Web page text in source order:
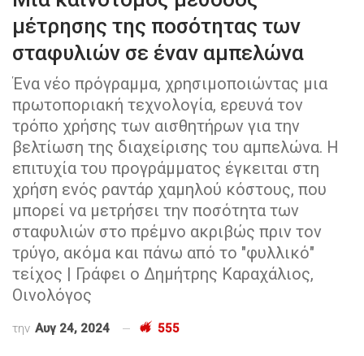
μέτρησης της ποσότητας των
σταφυλιών σε έναν αμπελώνα
Ένα νέο πρόγραμμα, χρησιμοποιώντας μια
πρωτοποριακή τεχνολογία, ερευνά τον
τρόπο χρήσης των αισθητήρων για την
βελτίωση της διαχείρισης του αμπελώνα. Η
επιτυχία του προγράμματος έγκειται στη
χρήση ενός ραντάρ χαμηλού κόστους, που
μπορεί να μετρήσει την ποσότητα των
σταφυλιών στο πρέμνο ακριβώς πριν τον
τρύγο, ακόμα και πάνω από το "φυλλικό"
τείχος | Γράφει ο Δημήτρης Καραχάλιος,
Οινολόγος
την Αυγ 24, 2024 555